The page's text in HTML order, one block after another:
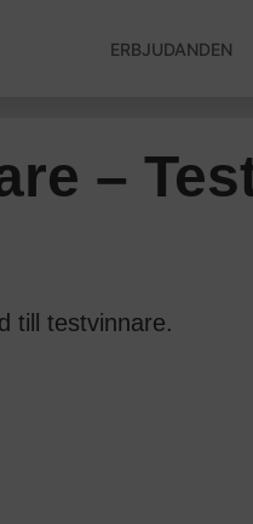
ERBJUDANDEN
–
till testvinnare.